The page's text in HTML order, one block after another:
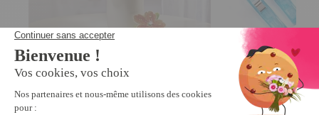
Bouquet de perles à coller
19,99 €
Lot de 15 pinces à
4/5-
6,99 €